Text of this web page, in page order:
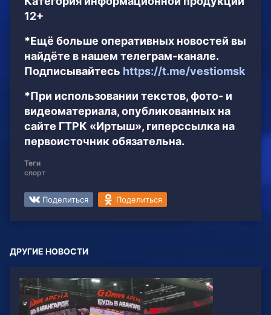
12+
*Ещё больше оперативных новостей вы
найдёте в нашем телеграм-канале.
Подписывайтесь https://t.me/vestiomsk
*При использовании текстов, фото- и
видеоматериала, опубликованных на
сайте ГТРК «Иртыш», гиперссылка на
первоисточник обязательна.
Теги
спорт
Поделиться Поделиться
ДРУГИЕ НОВОСТИ